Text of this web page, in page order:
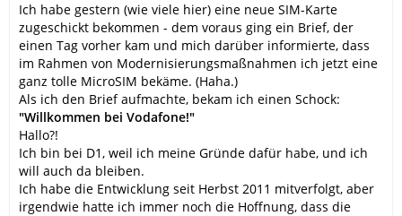
Ich habe gestern (wie viele hier) eine neue SIM-Karte
zugeschickt bekommen - dem voraus ging ein Brief, der
einen Tag vorher kam und mich darüber informierte, dass
im Rahmen von Modernisierungsmaßnahmen ich jetzt eine
ganz tolle MicroSIM bekäme. (Haha.)
Als ich den Brief aufmachte, bekam ich einen Schock:
"Willkommen bei Vodafone!"
Hallo?!
Ich bin bei D1, weil ich meine Gründe dafür habe, und ich
will auch da bleiben.
Ich habe die Entwicklung seit Herbst 2011 mitverfolgt, aber
irgendwie hatte ich immer noch die Hoffnung, dass die